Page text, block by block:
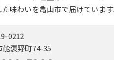
味わいを亀山市で届けていま
0212
能褒野町74-35